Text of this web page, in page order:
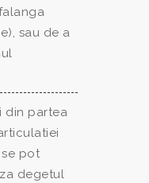
sau de a
din partea
pot
degetul